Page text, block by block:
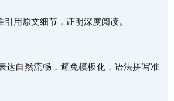
用原文细节，证明深度阅读。
达自然流畅，避免模板化，语法拼写准